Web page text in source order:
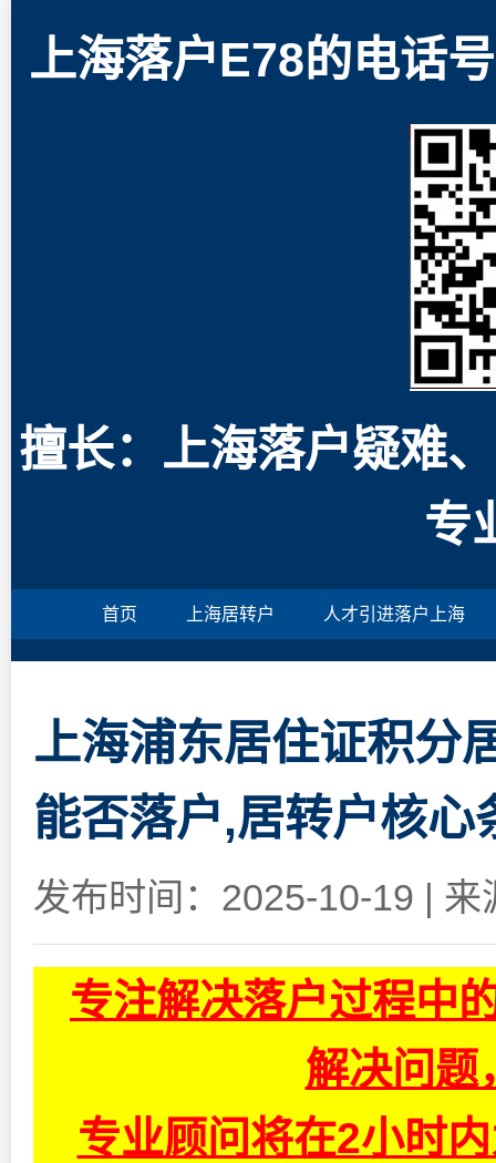
上海落户E78的电话
擅长：上海落户疑难
专
首页 上海居转户 人才引进落户上海
上海浦东居住证积分
能否落户,居转户核心
发布时间：2025-10-19 | 来
专注解决落户过程中
解决问题
专业顾问将在2小时